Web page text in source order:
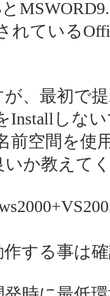
れている
、最初で
Installしな
前空間を使
いか教えて
する事は